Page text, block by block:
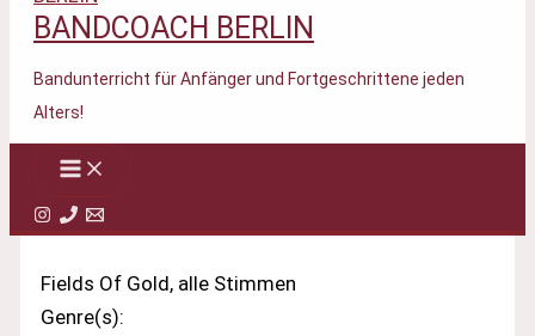
BANDCOACH BERLIN
Bandunterricht für Anfänger und Fortgeschrittene jeden
Alters!
Fields Of Gold, alle Stimmen
Genre(s):